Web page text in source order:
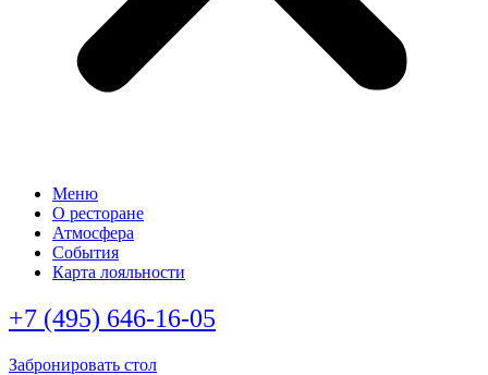
Меню
О ресторане
Атмосфера
События
Карта лояльности
+7 (495) 646-16-05
Забронировать стол